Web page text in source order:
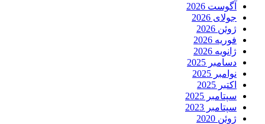
آگوست 2026
جولای 2026
ژوئن 2026
فوریه 2026
ژانویه 2026
دسامبر 2025
نوامبر 2025
اکتبر 2025
سپتامبر 2025
سپتامبر 2023
ژوئن 2020